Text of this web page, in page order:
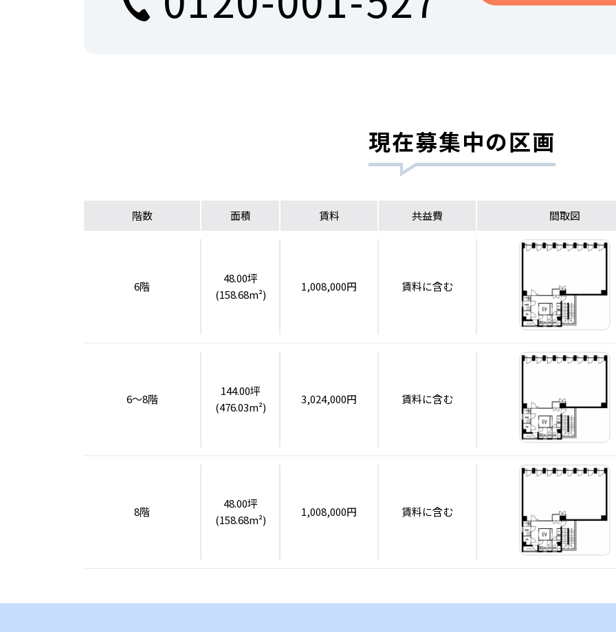
現在募集中の区画
階数 面積 賃料 共益費 間取図
6階
48.00坪
(158.68m²)
1,008,000円 賃料に含む
6～8階
144.00坪
(476.03m²)
3,024,000円 賃料に含む
8階
48.00坪
(158.68m²)
1,008,000円 賃料に含む